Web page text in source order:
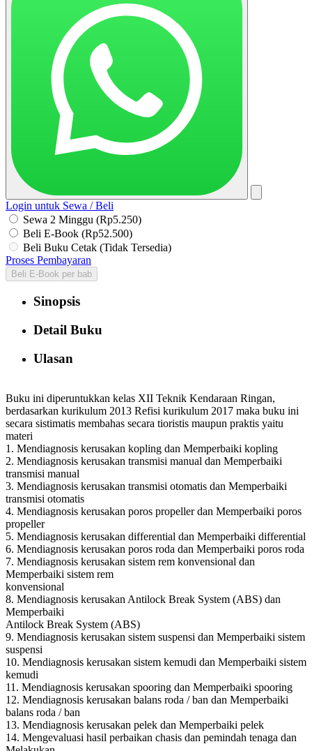
Login untuk Sewa / Beli
Sewa 2 Minggu (Rp5.250)
Beli E-Book (Rp52.500)
Beli Buku Cetak (Tidak Tersedia)
Proses Pembayaran
Beli E-Book per bab
Sinopsis
Detail Buku
Ulasan
Buku ini diperuntukkan kelas XII Teknik Kendaraan Ringan,
berdasarkan kurikulum 2013 Refisi kurikulum 2017 maka buku ini
secara sistimatis membahas secara tioristis maupun praktis yaitu
materi
1. Mendiagnosis kerusakan kopling dan Memperbaiki kopling
2. Mendiagnosis kerusakan transmisi manual dan Memperbaiki
transmisi manual
3. Mendiagnosis kerusakan transmisi otomatis dan Memperbaiki
transmisi otomatis
4. Mendiagnosis kerusakan poros propeller dan Memperbaiki poros
propeller
5. Mendiagnosis kerusakan differential dan Memperbaiki differential
6. Mendiagnosis kerusakan poros roda dan Memperbaiki poros roda
7. Mendiagnosis kerusakan sistem rem konvensional dan
Memperbaiki sistem rem
konvensional
8. Mendiagnosis kerusakan Antilock Break System (ABS) dan
Memperbaiki
Antilock Break System (ABS)
9. Mendiagnosis kerusakan sistem suspensi dan Memperbaiki sistem
suspensi
10. Mendiagnosis kerusakan sistem kemudi dan Memperbaiki sistem
kemudi
11. Mendiagnosis kerusakan spooring dan Memperbaiki spooring
12. Mendiagnosis kerusakan balans roda / ban dan Memperbaiki
balans roda / ban
13. Mendiagnosis kerusakan pelek dan Memperbaiki pelek
14. Mengevaluasi hasil perbaikan chasis dan pemindah tenaga dan